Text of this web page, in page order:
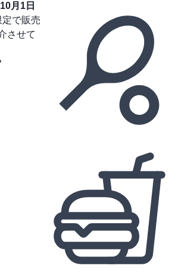
月1日
で販売
させて